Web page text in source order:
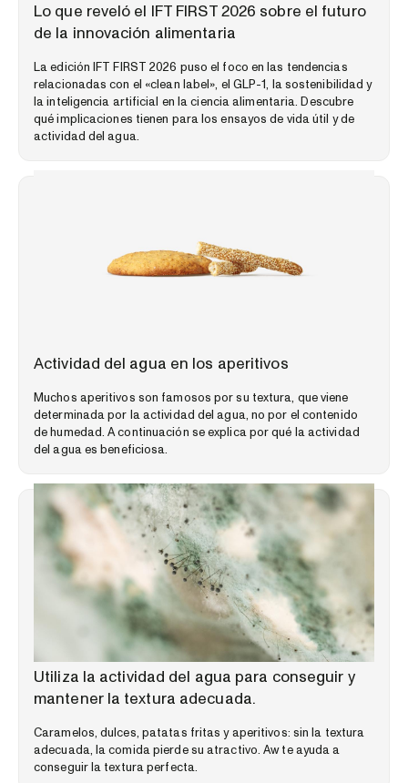
Lo que reveló el IFT FIRST 2026 sobre el futuro
de la innovación alimentaria
La edición IFT FIRST 2026 puso el foco en las tendencias
relacionadas con el «clean label», el GLP-1, la sostenibilidad y
la inteligencia artificial en la ciencia alimentaria. Descubre
qué implicaciones tienen para los ensayos de vida útil y de
actividad del agua.
Actividad del agua en los aperitivos
Muchos aperitivos son famosos por su textura, que viene
determinada por la actividad del agua, no por el contenido
de humedad. A continuación se explica por qué la actividad
del agua es beneficiosa.
BIBLIOTECA DE CONOCIMIENTOS ESPECIALIZADOS
Utiliza la actividad del agua para conseguir y
mantener la textura adecuada.
Caramelos, dulces, patatas fritas y aperitivos: sin la textura
adecuada, la comida pierde su atractivo. Aw te ayuda a
conseguir la textura perfecta.